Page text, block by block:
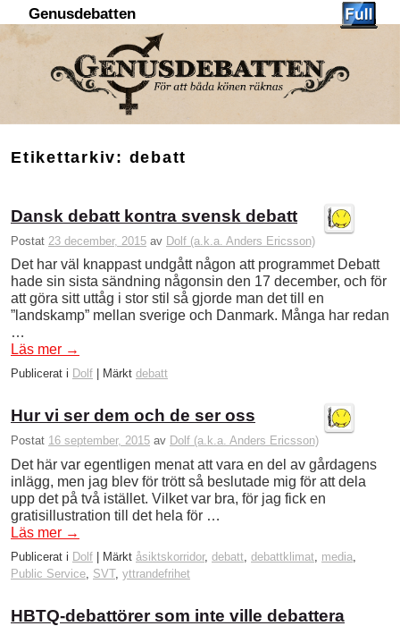
Genusdebatten
Etikettarkiv: debatt
Dansk debatt kontra svensk debatt
Postat 23 december, 2015 av Dolf (a.k.a. Anders Ericsson)
Det har väl knappast undgått någon att programmet Debatt
hade sin sista sändning någonsin den 17 december, och för
att göra sitt uttåg i stor stil så gjorde man det till en
”landskamp” mellan sverige och Danmark. Många har redan
…
Läs mer →
Publicerat i Dolf Märkt debatt
Hur vi ser dem och de ser oss
Postat 16 september, 2015 av Dolf (a.k.a. Anders Ericsson)
Det här var egentligen menat att vara en del av gårdagens
inlägg, men jag blev för trött så beslutade mig för att dela
upp det på två istället. Vilket var bra, för jag fick en
gratisillustration till det hela för …
Läs mer →
Publicerat i Dolf Märkt åsiktskorridor, debatt debattklimat media
Public Service SVT, yttrandefrihet
HBTQ-debattörer som inte ville debattera